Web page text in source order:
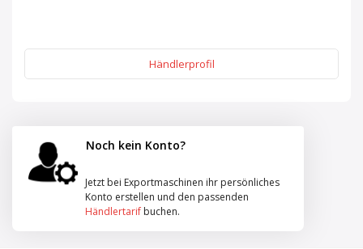
Händlerprofil
Noch kein Konto?
Jetzt bei Exportmaschinen ihr persönliches
Konto erstellen und den passenden
Händlertarif buchen.